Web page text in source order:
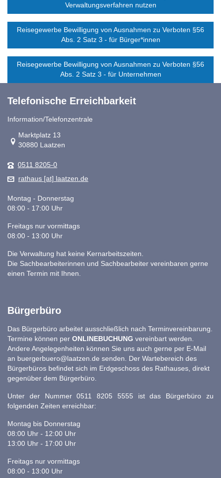
Verwaltungsverfahren nutzen
Reisegewerbe Bewilligung von Ausnahmen zu Verboten §56
Abs. 2 Satz 3 - für Bürger*innen
Reisegewerbe Bewilligung von Ausnahmen zu Verboten §56
Abs. 2 Satz 3 - für Unternehmen
Telefonische Erreichbarkeit
Information/Telefonzentrale
Link zur Google-Maps Navigation
Marktplatz 13
30880 Laatzen
0511 8205-0
rathaus [at] laatzen.de
Montag - Donnerstag
08:00 - 17:00 Uhr
Freitags nur vormittags
08:00 - 13:00 Uhr
Die Verwaltung hat keine Kernarbeitszeiten.
Die Sachbearbeiterinnen und Sachbearbeiter vereinbaren gerne
einen Termin mit Ihnen.
Bürgerbüro
Das Bürgerbüro arbeitet ausschließlich nach Terminvereinbarung.
Termine können per ONLINEBUCHUNG vereinbart werden.
Andere Angelegenheiten können Sie uns auch gerne per E-Mail
an buergerbuero@laatzen.de senden. Der Wartebereich des
Bürgerbüros befindet sich im Erdgeschoss des Rathauses, direkt
gegenüber dem Bürgerbüro.
Unter der Nummer 0511 8205 5555 ist das Bürgerbüro zu
folgenden Zeiten erreichbar:
Montag bis Donnerstag
08:00 Uhr - 12:00 Uhr
13:00 Uhr - 17:00 Uhr
Freitags nur vormittags
08:00 - 13:00 Uhr